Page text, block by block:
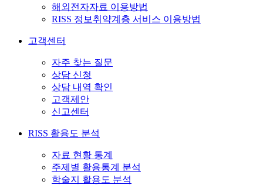
해외전자자료 이용방법
RISS 정보취약계층 서비스 이용방법
고객센터
자주 찾는 질문
상담 신청
상담 내역 확인
고객제안
신고센터
RISS 활용도 분석
자료 현황 통계
주제별 활용통계 분석
학술지 활용도 분석